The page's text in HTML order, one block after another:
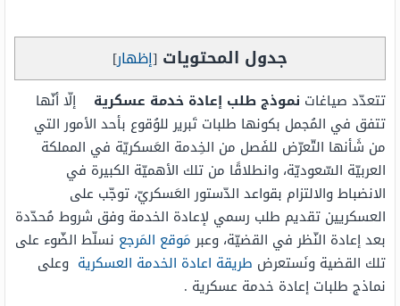
جدول المحتويات [إظهار]
تتعدّد صياغات نموذج طلب إعادة خدمة عسكرية
إلّا أنّها
تتفق في المُجمل بكونها طلبات تَبرير للوُقوع بأحد الأمور التي
من شَأنها التّعرّض للفَصل من الخِدمة العَسكريّة في المملكة
العربيّة السّعوديّة، وانطلاقًا من تلك الأهميّة الكبيرة في
الانضباط والالتزام بقواعد الدّستور العَسكريّ، توجّب على
العسكريين تقديم طلب رسمي لإعادة الخدمة وفق شروط مُحدّدة
بعد إعادة النّظر في القضيّة، وعبرمَوقع المَرجع نسلّط الضّوء على
تلك القضية ونَستعرض طريقة اعادة الخدمة العسكرية وعلى
نماذج طلبات إعادة خدمة عسكرية .